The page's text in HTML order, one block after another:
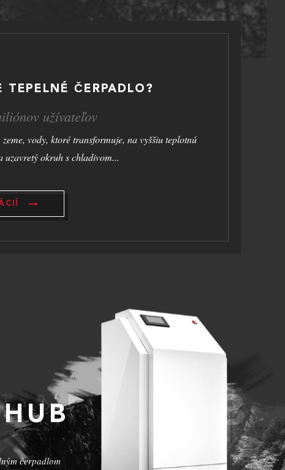
TEPELNÉ ČERPADLO?
užívateľov
vody, ktoré transformuje, na vyššiu teplotnú
uzavretý okruh s chladivom...
čerpadlom